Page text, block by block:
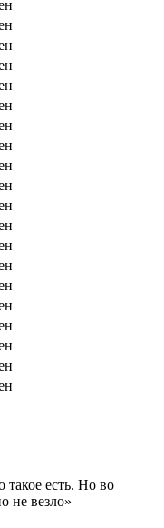
такое есть. Но во
не везло»